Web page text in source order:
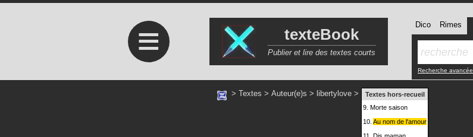
≡ texteBook
Publier et lire des textes courts
Dico Rimes
Recherche avancée
> Textes > Auteur(e)s > libertylove >
Textes hors-recueil
9. Morte saison
10. Au nom de l'amour